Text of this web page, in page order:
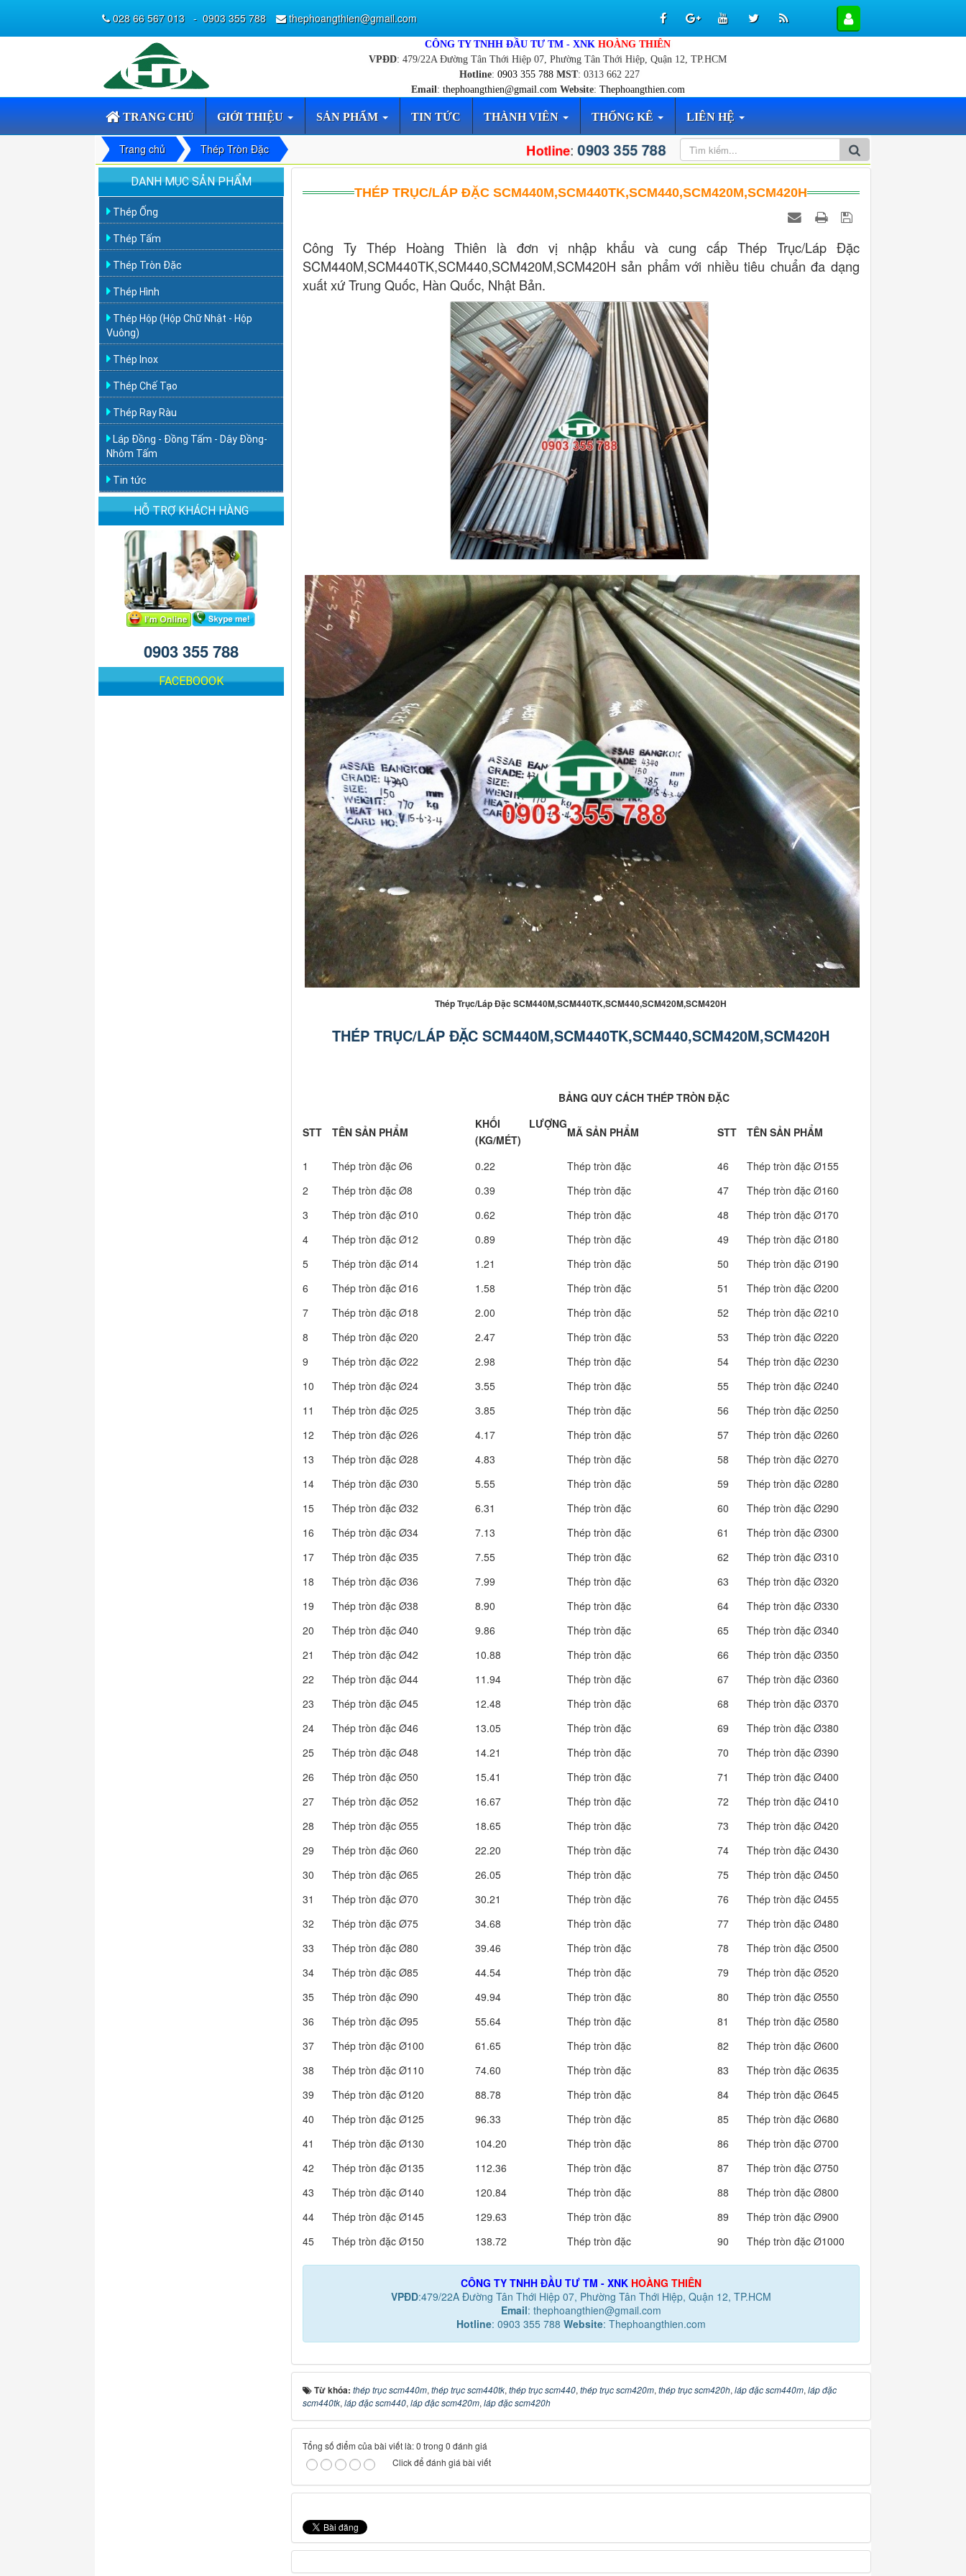
CÔNG TY TNHH ĐẦU TƯ TM - XNK HOÀNG THIÊN
VPĐD: 479/22A Đường Tân Thới Hiệp 07, Phường Tân Thới Hiệp, Quận 12, TP.HCM
Hotline: 0903 355 788 MST: 0313 662 227
Email: thephoangthien@gmail.com Website: Thephoangthien.com
TRANG CHỦ GIỚI THIỆU SẢN PHẨM TIN TỨC THÀNH VIÊN THỐNG KÊ LIÊN HỆ
028 66 567 013 - 0903 355 788 thephoangthien@gmail.com
Trang chủ Thép Tròn Đặc Hotline: 0903 355 788
THÉP TRỤC/LÁP ĐẶC SCM440M,SCM440TK,SCM440,SCM420M,SCM420H
Công Ty Thép Hoàng Thiên là đơn vị nhập khẩu và cung cấp Thép Trục/Láp Đặc
SCM440M,SCM440TK,SCM440,SCM420M,SCM420H sản phẩm với nhiều tiêu chuẩn đa dạng
xuất xứ Trung Quốc, Hàn Quốc, Nhật Bản.
Thép Trục/Láp Đặc SCM440M,SCM440TK,SCM440,SCM420M,SCM420H
THÉP TRỤC/LÁP ĐẶC SCM440M,SCM440TK,SCM440,SCM420M,SCM420H
BẢNG QUY CÁCH THÉP TRÒN ĐẶC
STT TÊN SẢN PHẨM
KHỐI LƯỢNG
(KG/MÉT)
MÃ SẢN PHẨM STT TÊN SẢN PHẨM
1
Thép tròn đặc Ø6 0.22 Thép tròn đặc 46 Thép tròn đặc Ø155
2
Thép tròn đặc Ø8 0.39 Thép tròn đặc 47 Thép tròn đặc Ø160
3
Thép tròn đặc Ø10 0.62 Thép tròn đặc 48 Thép tròn đặc Ø170
4
Thép tròn đặc Ø12 0.89 Thép tròn đặc 49 Thép tròn đặc Ø180
5
Thép tròn đặc Ø14 1.21 Thép tròn đặc 50 Thép tròn đặc Ø190
6
Thép tròn đặc Ø16 1.58 Thép tròn đặc 51 Thép tròn đặc Ø200
7
Thép tròn đặc Ø18 2.00 Thép tròn đặc 52 Thép tròn đặc Ø210
8
Thép tròn đặc Ø20 2.47 Thép tròn đặc 53 Thép tròn đặc Ø220
9
Thép tròn đặc Ø22 2.98 Thép tròn đặc 54 Thép tròn đặc Ø230
10
Thép tròn đặc Ø24 3.55 Thép tròn đặc 55 Thép tròn đặc Ø240
11
Thép tròn đặc Ø25 3.85 Thép tròn đặc 56 Thép tròn đặc Ø250
12
Thép tròn đặc Ø26 4.17 Thép tròn đặc 57 Thép tròn đặc Ø260
13
Thép tròn đặc Ø28 4.83 Thép tròn đặc 58 Thép tròn đặc Ø270
14
Thép tròn đặc Ø30 5.55 Thép tròn đặc 59 Thép tròn đặc Ø280
15
Thép tròn đặc Ø32 6.31 Thép tròn đặc 60 Thép tròn đặc Ø290
16
Thép tròn đặc Ø34 7.13 Thép tròn đặc 61 Thép tròn đặc Ø300
17
Thép tròn đặc Ø35 7.55 Thép tròn đặc 62 Thép tròn đặc Ø310
18
Thép tròn đặc Ø36 7.99 Thép tròn đặc 63 Thép tròn đặc Ø320
19
Thép tròn đặc Ø38 8.90 Thép tròn đặc 64 Thép tròn đặc Ø330
20
Thép tròn đặc Ø40 9.86 Thép tròn đặc 65 Thép tròn đặc Ø340
21
Thép tròn đặc Ø42 10.88 Thép tròn đặc 66 Thép tròn đặc Ø350
22
Thép tròn đặc Ø44 11.94 Thép tròn đặc 67 Thép tròn đặc Ø360
23
Thép tròn đặc Ø45 12.48 Thép tròn đặc 68 Thép tròn đặc Ø370
24
Thép tròn đặc Ø46 13.05 Thép tròn đặc 69 Thép tròn đặc Ø380
25
Thép tròn đặc Ø48 14.21 Thép tròn đặc 70 Thép tròn đặc Ø390
26
Thép tròn đặc Ø50 15.41 Thép tròn đặc 71 Thép tròn đặc Ø400
27
Thép tròn đặc Ø52 16.67 Thép tròn đặc 72 Thép tròn đặc Ø410
28
Thép tròn đặc Ø55 18.65 Thép tròn đặc 73 Thép tròn đặc Ø420
29
Thép tròn đặc Ø60 22.20 Thép tròn đặc 74 Thép tròn đặc Ø430
30
Thép tròn đặc Ø65 26.05 Thép tròn đặc 75 Thép tròn đặc Ø450
31
Thép tròn đặc Ø70 30.21 Thép tròn đặc 76 Thép tròn đặc Ø455
32
Thép tròn đặc Ø75 34.68 Thép tròn đặc 77 Thép tròn đặc Ø480
33
Thép tròn đặc Ø80 39.46 Thép tròn đặc 78 Thép tròn đặc Ø500
34
Thép tròn đặc Ø85 44.54 Thép tròn đặc 79 Thép tròn đặc Ø520
35
Thép tròn đặc Ø90 49.94 Thép tròn đặc 80 Thép tròn đặc Ø550
36
Thép tròn đặc Ø95 55.64 Thép tròn đặc 81 Thép tròn đặc Ø580
37
Thép tròn đặc Ø100 61.65 Thép tròn đặc 82 Thép tròn đặc Ø600
38
Thép tròn đặc Ø110 74.60 Thép tròn đặc 83 Thép tròn đặc Ø635
39
Thép tròn đặc Ø120 88.78 Thép tròn đặc 84 Thép tròn đặc Ø645
40
Thép tròn đặc Ø125 96.33 Thép tròn đặc 85 Thép tròn đặc Ø680
41
Thép tròn đặc Ø130 104.20 Thép tròn đặc 86 Thép tròn đặc Ø700
42
Thép tròn đặc Ø135 112.36 Thép tròn đặc 87 Thép tròn đặc Ø750
43
Thép tròn đặc Ø140 120.84 Thép tròn đặc 88 Thép tròn đặc Ø800
44
Thép tròn đặc Ø145 129.63 Thép tròn đặc 89 Thép tròn đặc Ø900
45
Thép tròn đặc Ø150 138.72 Thép tròn đặc 90 Thép tròn đặc Ø1000
CÔNG TY TNHH ĐẦU TƯ TM - XNK HOÀNG THIÊN
VPĐD:479/22A Đường Tân Thới Hiệp 07, Phường Tân Thới Hiệp, Quận 12, TP.HCM
Email: thephoangthien@gmail.com
Hotline: 0903 355 788 Website: Thephoangthien.com
Từ khóa: thép trục scm440m, thép trục scm440tk, thép trục scm440, thép trục scm420m, thép trục scm420h, láp đặc scm440m, láp đặc
scm440tk, láp đặc scm440, láp đặc scm420m, láp đặc scm420h
Tổng số điểm của bài viết là: 0 trong 0 đánh giá
Click để đánh giá bài viết
DANH MỤC SẢN PHẨM
Thép Ống
Thép Tấm
Thép Tròn Đặc
Thép Hình
Thép Hộp (Hộp Chữ Nhật - Hộp
Vuông)
Thép Inox
Thép Chế Tạo
Thép Ray Ràu
Láp Đồng - Đồng Tấm - Dây Đồng-
Nhôm Tấm
Tin tức
HỖ TRỢ KHÁCH HÀNG
0903 355 788
FACEBOOOK